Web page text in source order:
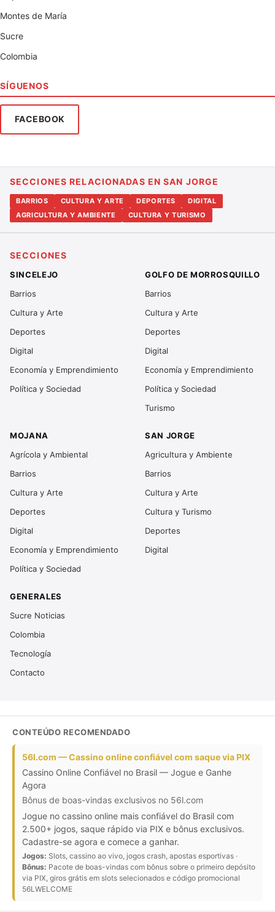
Montes de María
Sucre
Colombia
SÍGUENOS
FACEBOOK
SECCIONES RELACIONADAS EN SAN JORGE
BARRIOS CULTURA Y ARTE DEPORTES
DIGITAL
AGRICULTURA Y AMBIENTE
CULTURA Y TURISMO
SECCIONES
SINCELEJO
Barrios
Cultura y Arte
Deportes
Digital
Economía y Emprendimiento
Política y Sociedad
GOLFO DE MORROSQUILLO
Barrios
Cultura y Arte
Deportes
Digital
Economía y Emprendimiento
Política y Sociedad
Turismo
MOJANA
Agrícola y Ambiental
Barrios
Cultura y Arte
Deportes
Digital
Economía y Emprendimiento
Política y Sociedad
SAN JORGE
Agricultura y Ambiente
Barrios
Cultura y Arte
Cultura y Turismo
Deportes
Digital
GENERALES
Sucre Noticias
Colombia
Tecnología
Contacto
CONTEÚDO RECOMENDADO
56l.com — Cassino online confiável com saque via PIX
Cassino Online Confiável no Brasil — Jogue e Ganhe
Agora
Bônus de boas-vindas exclusivos no 56l.com
Jogue no cassino online mais confiável do Brasil com
2.500+ jogos, saque rápido via PIX e bônus exclusivos.
Cadastre-se agora e comece a ganhar.
Jogos: Slots, cassino ao vivo, jogos crash, apostas esportivas ·
Bônus: Pacote de boas-vindas com bônus sobre o primeiro depósito
via PIX, giros grátis em slots selecionados e código promocional
56LWELCOME